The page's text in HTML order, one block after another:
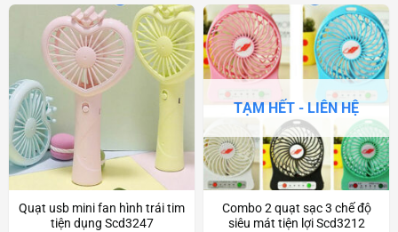
Quạt usb mini fan hình trái tim
tiện dụng Scd3247
TẠM HẾT - LIÊN HỆ
Combo 2 quạt sạc 3 chế độ
siêu mát tiện lợi Scd3212